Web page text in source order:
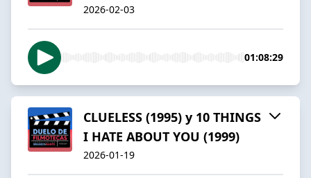
2026-02-03
01:08:29
CLUELESS (1995) y 10 THINGS
I HATE ABOUT YOU (1999)
2026-01-19